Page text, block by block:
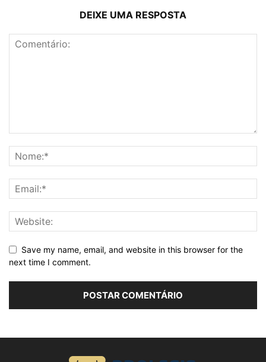
DEIXE UMA RESPOSTA
Save my name, email, and website in this browser for the
next time I comment.